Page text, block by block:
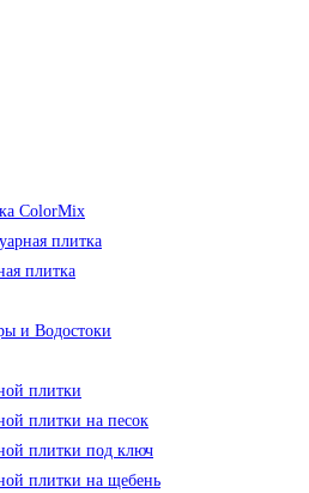
ColorMix
плитка
плитка
и Водостоки
плитки
плитки на песок
плитки под ключ
плитки на щебень